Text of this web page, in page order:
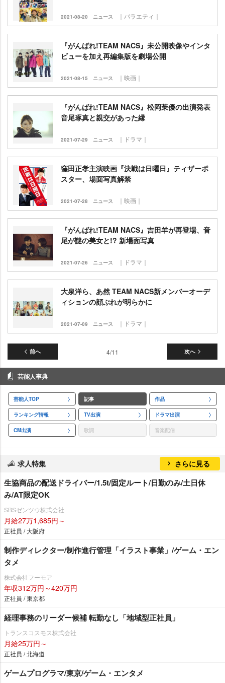
2021-08-20 ニュース ｜バラエティ｜
『がんばれ!TEAM NACS』未公開映像やインタ
ビューを加え再編集版を劇場公開
2021-08-15 ニュース ｜映画｜
『がんばれ!TEAM NACS』松岡茉優の出演発表
音尾琢真と親交があった縁
2021-07-29 ニュース ｜ドラマ｜
窪田正孝主演映画『決戦は日曜日』ティザーポ
スター、場面写真解禁
2021-07-28 ニュース ｜映画｜
『がんばれ!TEAM NACS』吉田羊が再登場、音
尾が謎の美女と!? 新場面写真
2021-07-26 ニュース ｜ドラマ｜
大泉洋ら、あ然 TEAM NACS新メンバーオーデ
ィションの顔ぶれが明らかに
2021-07-09 ニュース ｜ドラマ｜
前へ 次へ
4/11
芸能人事典
芸能人TOP 記事 作品
ランキング情報 TV出演 ドラマ出演
CM出演 歌詞 音楽配信
求人特集 さらに見る
生協商品の配送ドライバー/1.5t/固定ルート/日勤のみ/土日休
み/AT限定OK
SBSゼンツウ株式会社
月給27万1,685円～
正社員 / 大阪府
制作ディレクター/制作進行管理「イラスト事業」/ゲーム・エン
タメ
株式会社フーモア
年収312万円～420万円
正社員 / 東京都
経理事務のリーダー候補 転勤なし「地域型正社員」
トランスコスモス株式会社
月給25万円～
正社員 / 北海道
ゲームプログラマ/東京/ゲーム・エンタメ